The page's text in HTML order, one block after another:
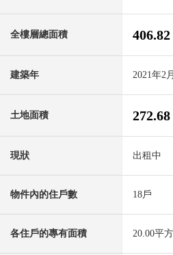
全樓層總面積 406.82
建築年 2021年2
土地面積 272.68
現狀 出租中
物件內的住戶數 18戶
各住戶的專有面積 20.00平